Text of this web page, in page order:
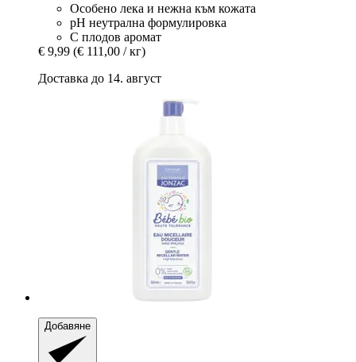
Особено лека и нежна към кожата
pH неутрална формулировка
С плодов аромат
€ 9,99 (€ 111,00 / кг)
Доставка до 14. август
Добавяне